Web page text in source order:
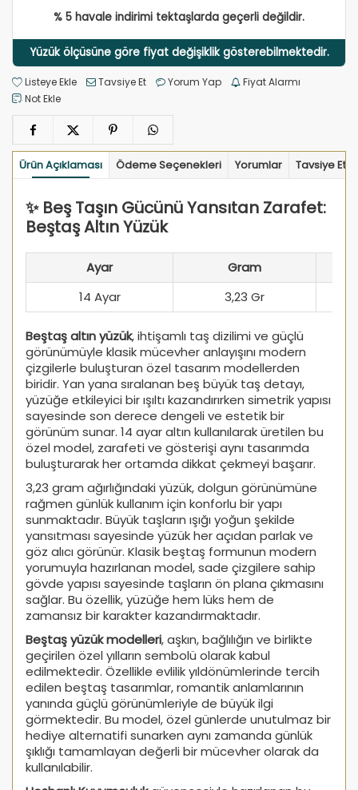
% 5 havale indirimi tektaşlarda geçerli değildir.
Yüzük ölçüsüne göre fiyat değişiklik gösterebilmektedir.
Listeye Ekle Tavsiye Et Yorum Yap
Fiyat Alarmı
Not Ekle
Ürün Açıklaması Ödeme Seçenekleri Yorumlar Tavsiye Et
✨ Beş Taşın Gücünü Yansıtan Zarafet:
Beştaş Altın Yüzük
Ayar
Gram
14 Ayar
3,23 Gr
Beştaş altın yüzük, ihtişamlı taş dizilimi ve güçlü
görünümüyle klasik mücevher anlayışını modern
çizgilerle buluşturan özel tasarım modellerden
biridir. Yan yana sıralanan beş büyük taş detayı,
yüzüğe etkileyici bir ışıltı kazandırırken simetrik yapısı
sayesinde son derece dengeli ve estetik bir
görünüm sunar. 14 ayar altın kullanılarak üretilen bu
özel model, zarafeti ve gösterişi aynı tasarımda
buluşturarak her ortamda dikkat çekmeyi başarır.
3,23 gram ağırlığındaki yüzük, dolgun görünümüne
rağmen günlük kullanım için konforlu bir yapı
sunmaktadır. Büyük taşların ışığı yoğun şekilde
yansıtması sayesinde yüzük her açıdan parlak ve
göz alıcı görünür. Klasik beştaş formunun modern
yorumuyla hazırlanan model, sade çizgilere sahip
gövde yapısı sayesinde taşların ön plana çıkmasını
sağlar. Bu özellik, yüzüğe hem lüks hem de
zamansız bir karakter kazandırmaktadır.
Beştaş yüzük modelleri, aşkın, bağlılığın ve birlikte
geçirilen özel yılların sembolü olarak kabul
edilmektedir. Özellikle evlilik yıldönümlerinde tercih
edilen beştaş tasarımlar, romantik anlamlarının
yanında güçlü görünümleriyle de büyük ilgi
görmektedir. Bu model, özel günlerde unutulmaz bir
hediye alternatifi sunarken aynı zamanda günlük
şıklığı tamamlayan değerli bir mücevher olarak da
kullanılabilir.